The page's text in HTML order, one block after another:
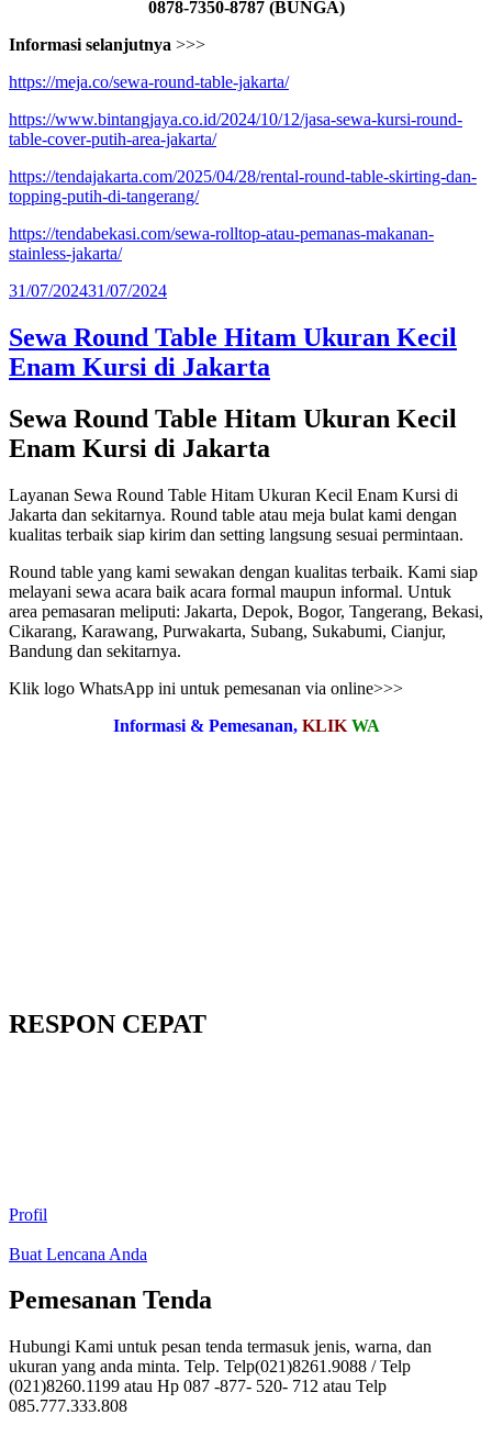
0878-7350-8787 (BUNGA)
Informasi selanjutnya >>>
https://meja.co/sewa-round-table-jakarta/
https://www.bintangjaya.co.id/2024/10/12/jasa-sewa-kursi-round-
table-cover-putih-area-jakarta/
https://tendajakarta.com/2025/04/28/rental-round-table-skirting-dan-
topping-putih-di-tangerang/
https://tendabekasi.com/sewa-rolltop-atau-pemanas-makanan-
stainless-jakarta/
Diposkan
31/07/202431/07/2024
Sewa Round Table Hitam Ukuran Kecil
Enam Kursi di Jakarta
Sewa Round Table Hitam Ukuran Kecil
Enam Kursi di Jakarta
Layanan Sewa Round Table Hitam Ukuran Kecil Enam Kursi di
Jakarta dan sekitarnya. Round table atau meja bulat kami dengan
kualitas terbaik siap kirim dan setting langsung sesuai permintaan.
Round table yang kami sewakan dengan kualitas terbaik. Kami siap
melayani sewa acara baik acara formal maupun informal. Untuk
area pemasaran meliputi: Jakarta, Depok, Bogor, Tangerang, Bekasi,
Cikarang, Karawang, Purwakarta, Subang, Sukabumi, Cianjur,
Bandung dan sekitarnya.
Klik logo WhatsApp ini untuk pemesanan via online>>>
Informasi & Pemesanan, KLIK WA
RESPON CEPAT
Profil
Buat Lencana Anda
Pemesanan Tenda
Hubungi Kami untuk pesan tenda termasuk jenis, warna, dan
ukuran yang anda minta. Telp. Telp(021)8261.9088 / Telp
(021)8260.1199 atau Hp 087 -877- 520- 712 atau Telp
085.777.333.808